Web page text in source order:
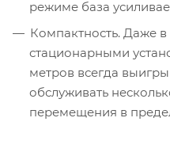
режиме база
Компактность. Даже
стационарными
метров всегда
обслуживать
перемещения в